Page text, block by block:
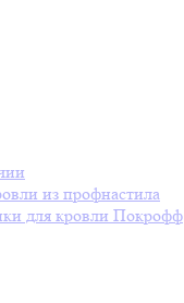
из профнастила
для кровли Покрофф